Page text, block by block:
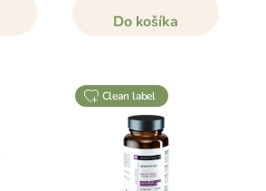
Do košíka
clean label